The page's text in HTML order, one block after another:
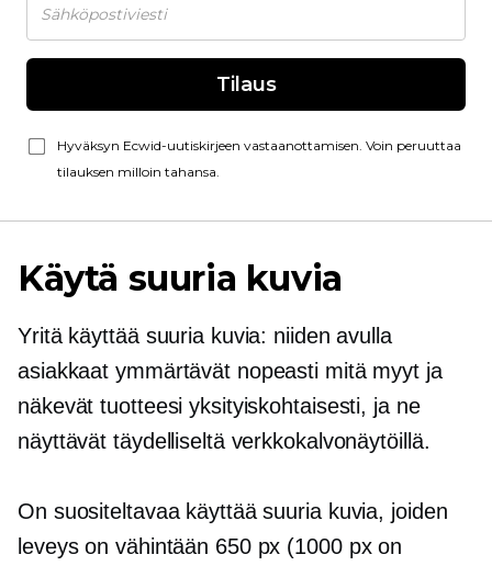
Tilaus
Hyväksyn Ecwid-uutiskirjeen vastaanottamisen. Voin peruuttaa
tilauksen milloin tahansa.
Käytä suuria kuvia
Yritä käyttää suuria kuvia: niiden avulla
asiakkaat ymmärtävät nopeasti mitä myyt ja
näkevät tuotteesi yksityiskohtaisesti, ja ne
näyttävät täydelliseltä verkkokalvonäytöillä.
On suositeltavaa käyttää suuria kuvia, joiden
leveys on vähintään 650 px (1000 px on